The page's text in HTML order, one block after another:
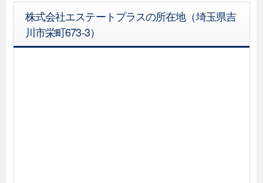
株式会社エステートプラスの所在地（埼玉県吉
川市栄町673-3）